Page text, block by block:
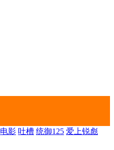
电影 吐槽 统御125 爱上锐彪